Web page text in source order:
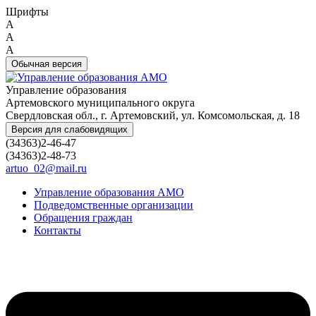
Шрифты
A
A
A
Обычная версия
Управление образования
Артемовского муниципального округа
Свердловская обл., г. Артемовский, ул. Комсомольская, д. 18
Версия для слабовидящих
(34363)2-46-47
(34363)2-48-73
artuo_02@mail.ru
Управление образования АМО
Подведомственные организации
Обращения граждан
Контакты